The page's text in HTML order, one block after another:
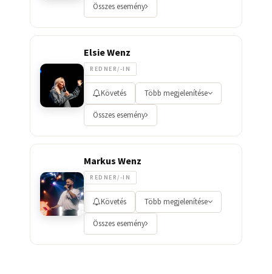
Összes esemény
Elsie Wenz
REDNER/-IN
Követés Több megjelenítése
Összes esemény
Markus Wenz
REDNER/-IN
Követés Több megjelenítése
Összes esemény